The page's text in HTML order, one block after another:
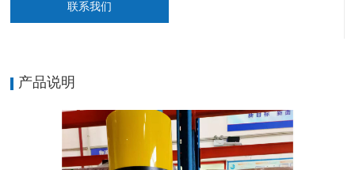
联系我们
产品说明